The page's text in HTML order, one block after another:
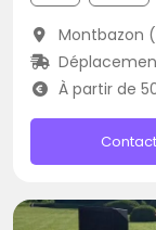
Montbazon
À partir de